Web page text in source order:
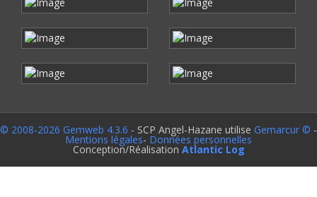
© 2008-2026 Gemweb 4.3.6 - SCP Angel-Hazane utilise Gemarcur © -
Mentions légales- Données personnelles
Conception/Réalisation Atlantic Log